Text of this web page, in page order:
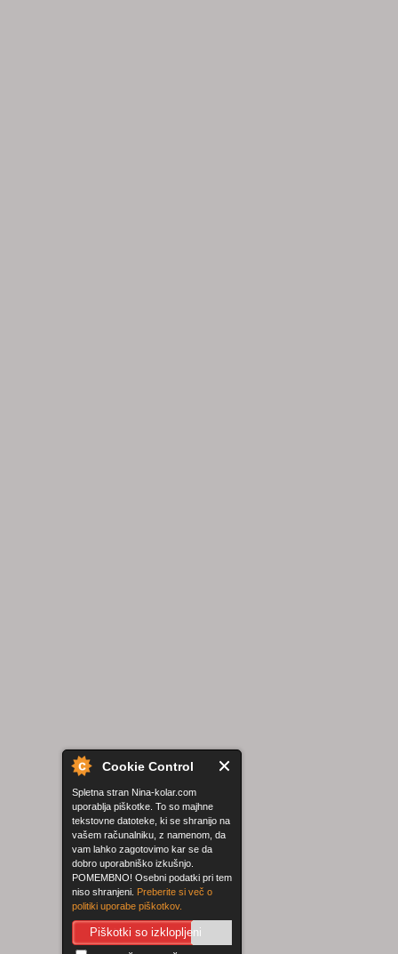
Cookie Control
Spletna stran Nina-kolar.com
uporablja piškotke. To so majhne
tekstovne datoteke, ki se shranijo na
vašem računalniku, z namenom, da
vam lahko zagotovimo kar se da
dobro uporabniško izkušnjo.
POMEMBNO! Osebni podatki pri tem
niso shranjeni. Preberite si več o
politiki uporabe piškotkov.
Piškotki so izklopljeni